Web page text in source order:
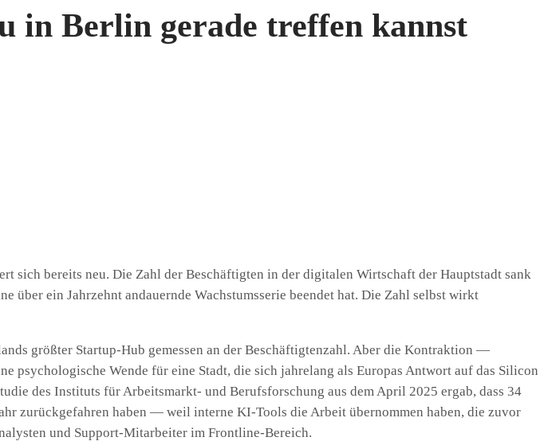
in Berlin gerade treffen kannst
sich bereits neu. Die Zahl der Beschäftigten in der digitalen Wirtschaft der Hauptstadt sank
über ein Jahrzehnt andauernde Wachstumsserie beendet hat. Die Zahl selbst wirkt
größter Startup-Hub gemessen an der Beschäftigtenzahl. Aber die Kontraktion —
Wende für eine Stadt, die sich jahrelang als Europas Antwort auf das Silicon
des Instituts für Arbeitsmarkt- und Berufsforschung aus dem April 2025 ergab, dass 34
zurückgefahren haben — weil interne KI-Tools die Arbeit übernommen haben, die zuvor
und Support-Mitarbeiter im Frontline-Bereich.